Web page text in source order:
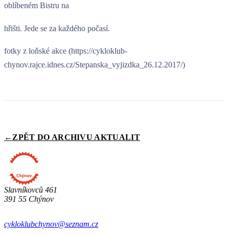
oblíbeném Bistru na
hřišti. Jede se za každého počasí.
fotky z loňské akce (https://cykloklub-
chynov.rajce.idnes.cz/Stepanska_vyjizdka_26.12.2017/)
← ZPĚT DO ARCHIVU AKTUALIT
Slavníkovců 461
391 55 Chýnov
cykloklubchynov@seznam.cz